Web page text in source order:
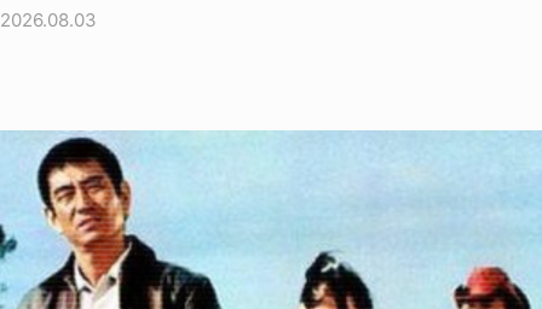
2026.08.03